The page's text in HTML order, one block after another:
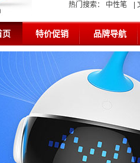
热门搜索： 中性笔
页 特价促销 品牌导航